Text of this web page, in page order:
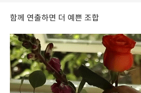
함께 연출하면 더 예쁜 조합